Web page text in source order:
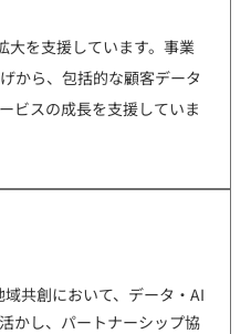
大を支援しています。事業
から、包括的な顧客データ
ビスの成長を支援していま
共創において、データ・AI
かし、パートナーシップ協